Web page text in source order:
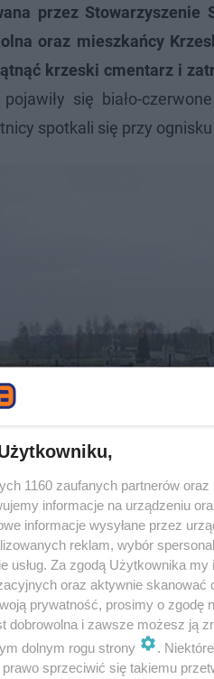
przez Stowarzyszenie
oraz mieszkańcy
krzeski cmentarz i
się biało-
spotkali się przy
1160 zaufanych partnerów
informacje na urządzeniu
informacje wysyłane przez
reklam, wybór
usług. Za zgodą Użytkownika
oraz aktywnie
prywatność, prosimy o zgodę
dobrowolna i zawsze możesz ją
dolnym rogu strony
.
sprzeciwić się takiemu